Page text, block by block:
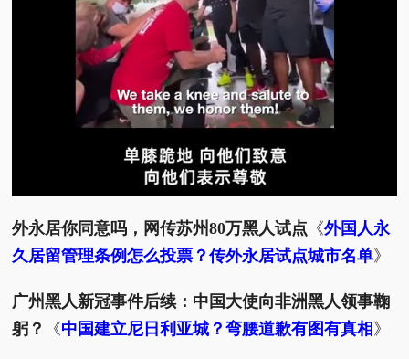
外永居你同意吗，网传苏州80万黑人试点 《外国人永
久居留管理条例怎么投票？传外永居试点城市名单》
广州黑人新冠事件后续：中国大使向非洲黑人领事鞠
躬？
《中国建立尼日利亚城？弯腰道歉有图有真相 》